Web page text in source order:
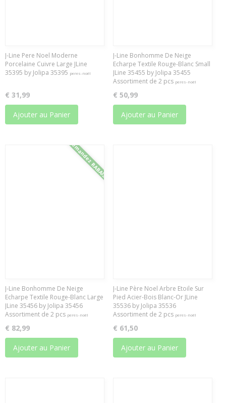
J-Line Pere Noel Moderne
Porcelaine Cuivre Large JLine
35395 by Jolipa 35395 peres-noël
€ 31,99
Ajouter au Panier
J-Line Bonhomme De Neige
Echarpe Textile Rouge-Blanc Small
JLine 35455 by Jolipa 35455
Assortiment de 2 pcs peres-noël
€ 50,99
Ajouter au Panier
Demandez RABAIS
J-Line Bonhomme De Neige
Echarpe Textile Rouge-Blanc Large
JLine 35456 by Jolipa 35456
Assortiment de 2 pcs peres-noël
€ 82,99
Ajouter au Panier
J-Line Père Noel Arbre Etoile Sur
Pied Acier-Bois Blanc-Or JLine
35536 by Jolipa 35536
Assortiment de 2 pcs peres-noël
€ 61,50
Ajouter au Panier